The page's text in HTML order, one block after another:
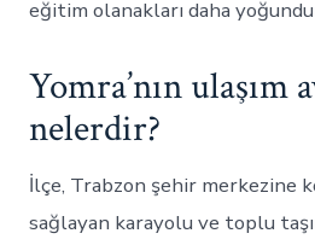
eğitim olanakları daha
Yomra’nın ulaşım
nelerdir?
İlçe, Trabzon şehir merkezine
sağlayan karayolu ve toplu